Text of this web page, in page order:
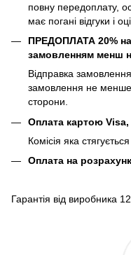
повну передоплату,
має погані відгуки і
ПРЕДОПЛАТА 20% на
замовленням менш
Відправка
замовлення не менше
сторони.
Оплата картою
Комісія яка
Оплата на
Гарантія від виробника